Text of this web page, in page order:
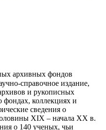
архивных фондов
справочное издание,
и рукописных
фондах, коллекциях и
сведения о
XIX – начала XX в.
о 140 ученых, чьи